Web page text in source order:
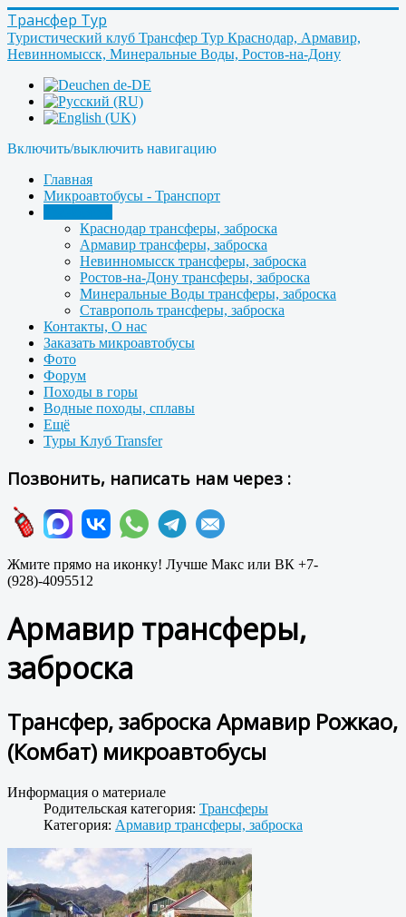
Трансфер Тур
Туристический клуб Трансфер Тур Краснодар, Армавир,
Невинномысск, Минеральные Воды, Ростов-на-Дону
Включить/выключить навигацию
Главная
Микроавтобусы - Транспорт
Краснодар трансферы, заброска
Армавир трансферы, заброска
Невинномысск трансферы, заброска
Ростов-на-Дону трансферы, заброска
Минеральные Воды трансферы, заброска
Ставрополь трансферы, заброска
Контакты, О нас
Заказать микроавтобусы
Фото
Форум
Походы в горы
Водные походы, сплавы
Ещё
Туры Клуб Transfer
Позвонить, написать нам через :
Жмите прямо на иконку! Лучше Макс или ВК +7-
(928)-4095512
Армавир трансферы,
заброска
Трансфер, заброска Армавир Рожкао,
(Комбат) микроавтобусы
Информация о материале
Родительская категория: Трансферы
Категория: Армавир трансферы, заброска